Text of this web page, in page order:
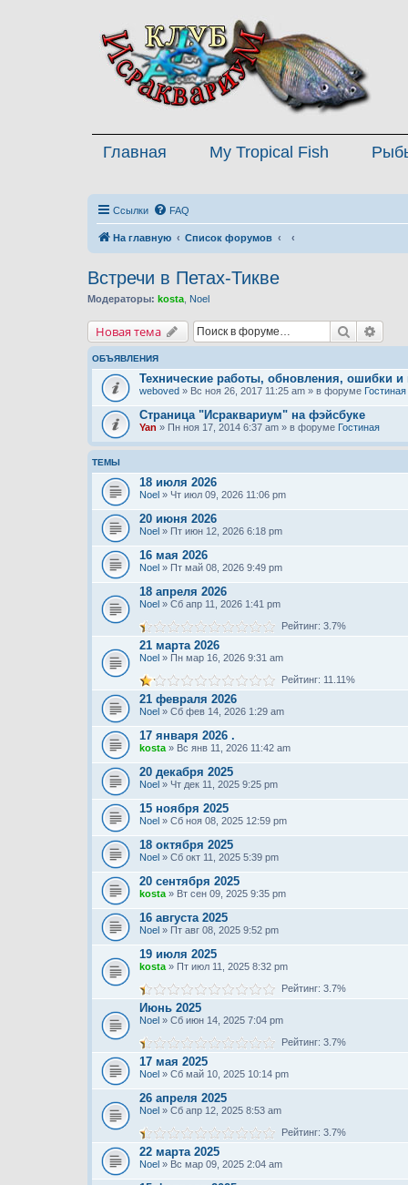
Главная My Tropical Fish
Ссылки FAQ
На главную Список форумов
Встречи в Петах-Тикве
Модераторы: kosta Noel
Новая тема Поиск
ОБЪЯВЛЕНИЯ
Технические работы, обновления, ошибки
weboved » Вс ноя 26, 2017 11:25 am » в форуме Гостиная
Страница "Исраквариум" на фэйсбуке
Yan » Пн ноя 17, 2014 6:37 am » в форуме Гостиная
ТЕМЫ
18 июля 2026
Noel » Чт июл 09, 2026 11:06 pm
20 июня 2026
Noel » Пт июн 12, 2026 6:18 pm
16 мая 2026
Noel » Пт май 08, 2026 9:49 pm
18 апреля 2026
Noel » Сб апр 11, 2026 1:41 pm
Рейтинг: 3.7%
21 марта 2026
Noel » Пн мар 16, 2026 9:31 am
Рейтинг: 11.11%
21 февраля 2026
Noel » Сб фев 14, 2026 1:29 am
17 января 2026 .
kosta » Вс янв 11, 2026 11:42 am
20 декабря 2025
Noel » Чт дек 11, 2025 9:25 pm
15 ноября 2025
Noel » Сб ноя 08, 2025 12:59 pm
18 октября 2025
Noel » Сб окт 11, 2025 5:39 pm
20 сентября 2025
kosta » Вт сен 09, 2025 9:35 pm
16 августа 2025
Noel » Пт авг 08, 2025 9:52 pm
19 июля 2025
kosta » Пт июл 11, 2025 8:32 pm
Рейтинг: 3.7%
Июнь 2025
Noel » Сб июн 14, 2025 7:04 pm
Рейтинг: 3.7%
17 мая 2025
Noel » Сб май 10, 2025 10:14 pm
26 апреля 2025
Noel » Сб апр 12, 2025 8:53 am
Рейтинг: 3.7%
22 марта 2025
Noel » Вс мар 09, 2025 2:04 am